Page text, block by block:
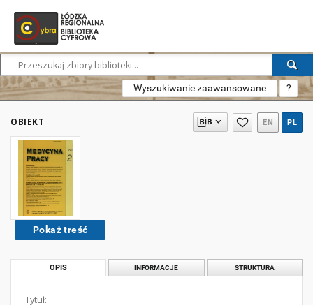
Wyszukiwanie zaawansowane ?
OBIEKT EN PL
Pokaż treść
OPIS INFORMACJE STRUKTURA
Tytuł: